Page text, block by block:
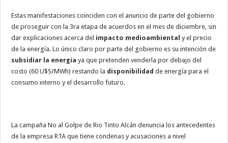
Estas manifestaciones coinciden con el anuncio de parte del gobierno
de proseguir con la 3ra etapa de acuerdos en el mes de diciembre, sin
dar explicaciones acerca del impacto medioambiental y el precio
de la energía. Lo único claro por parte del gobierno es su intención de
subsidiar la energía ya que pretenden venderla por debajo del
costo (60 U$S/MWh) restando la disponibilidad de energía para el
consumo interno y el desarrollo futuro.
La campaña No al Golpe de Rio Tinto Alcán denuncia los antecedentes
de la empresa RTA que tiene condenas y acusaciones a nivel